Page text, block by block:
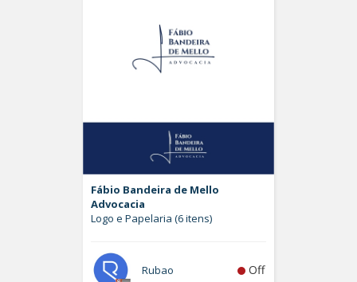
Fábio Bandeira de Mello
Advocacia
Logo e Papelaria (6 itens)
Rubao Off